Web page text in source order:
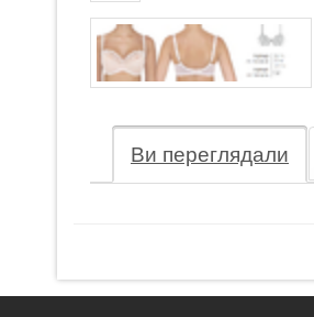
Ви переглядали